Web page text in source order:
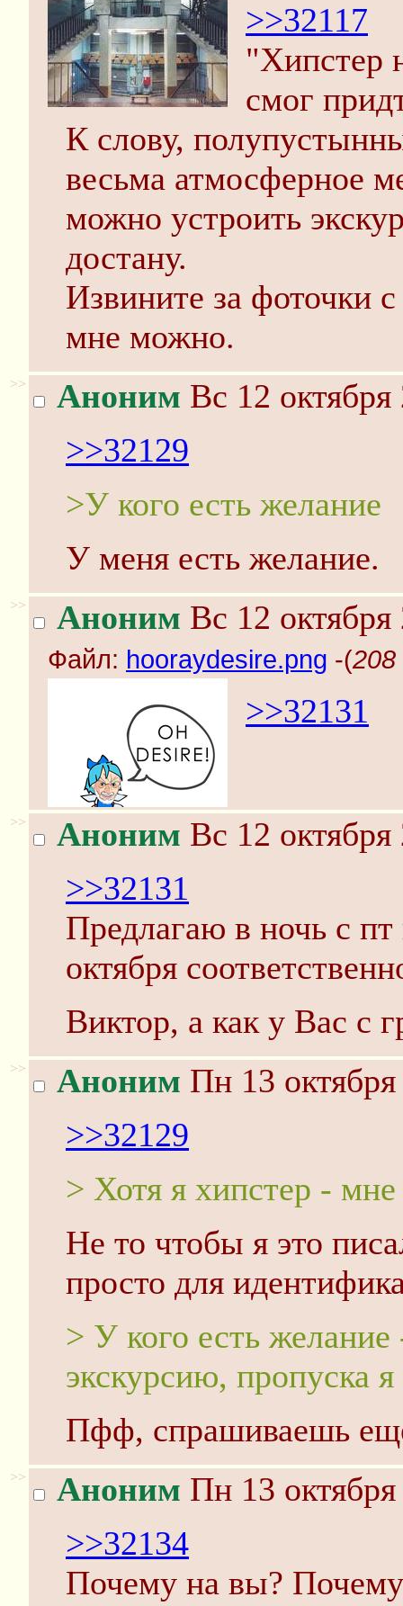
>>32117
"Хипстер
смог
К слову,
весьма атмосферное
можно устроить
достану.
Извините за фоточки
мне можно.
>> Аноним Вс 12
>>32129
>У кого есть желание
У меня есть желание.
>> Аноним Вс 12
Файл: hooraydesire.png -(208
>>32131
>> Аноним Вс 12
>>32131
Предлагаю в ночь с
октября
Виктор, а как у Вас с
>> Аноним Пн 13
>>32129
> Хотя я хипстер -
Не то чтобы я это
просто для
> У кого есть
экскурсию, пропуска
Пфф, спрашиваешь
>> Аноним Пн 13
>>32134
Почему на вы?